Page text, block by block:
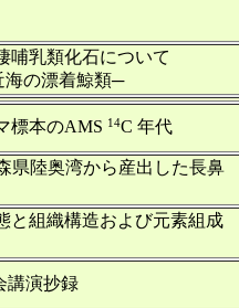
哺乳類化石について
海の漂着鯨類─
標本のAMS 14C 年代
県陸奥湾から産出した長鼻
と組織構造および元素組成
講演抄録